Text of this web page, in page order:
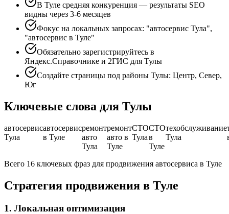
В Туле средняя конкуренция — результаты SEO
видны через 3-6 месяцев
Фокус на локальных запросах: "автосервис Тула",
"автосервис в Туле"
Обязательно зарегистрируйтесь в
Яндекс.Справочнике и 2ГИС для Тулы
Создайте страницы под районы Тулы: Центр, Север,
Юг
Ключевые слова для Тулы
автосервис
Тула
автосервис
в Туле
ремонт
авто
Тула
ремонт
авто в
Туле
СТО
Тула
СТО
в
Туле
техобслуживание
Тула
Всего 16 ключевых фраз для продвижения автосервиса в Туле
Стратегия продвижения в Туле
1. Локальная оптимизация